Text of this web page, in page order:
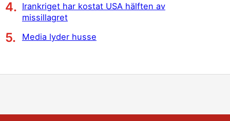
Irankriget har kostat USA hälften av
missillagret
Media lyder husse